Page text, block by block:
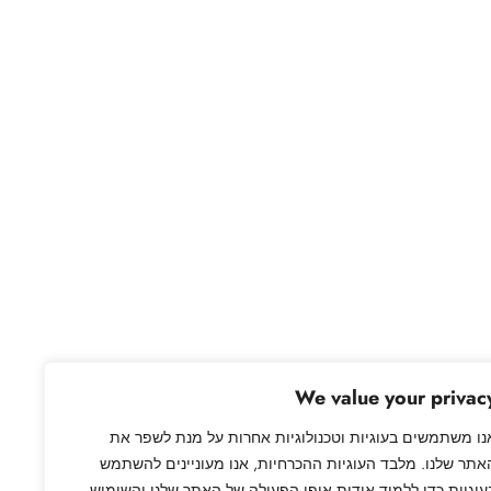
We value your
משתמשים בעוגיות וטכנולוגיות אחרות על מנת לשפר את
שלנו. מלבד העוגיות ההכרחיות, אנו מעוניינים להשתמש